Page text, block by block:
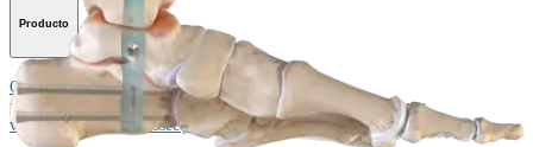
Producto
OmbroJoelhoCotoveloMão e punho
Pé e
tornozelo
OrtobiológicosCirurgia cardiotorácica
Coluna
vertebralImagem e ressecção